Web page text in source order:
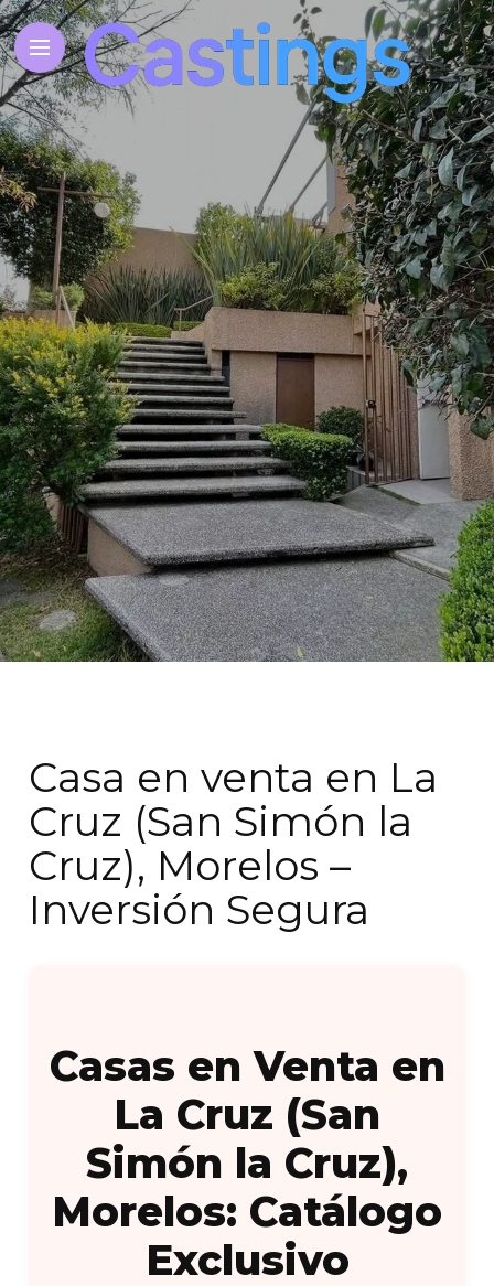
Casa en venta en La
Cruz (San Simón la
Cruz), Morelos –
Inversión Segura
Casas en Venta en
La Cruz (San
Simón la Cruz),
Morelos: Catálogo
Exclusivo